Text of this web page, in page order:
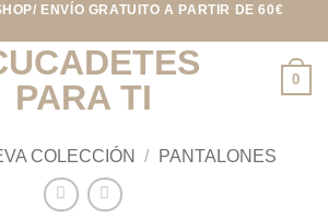
ENVÍO GRATUITO A PARTIR DE 60€
0
COLECCIÓN / PANTALONES